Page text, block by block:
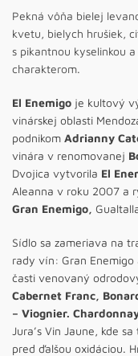
Pekná vôňa bielej
kvetu, bielych hrušiek,
s pikantnou kyselinkou
charakterom.
El Enemigo je kultový
vinárskej oblasti
podnikom Adrianny
vinára v renomovanej
Dvojica vytvorila El
Aleanna v roku 2007 a
Gran Enemigo,
Sídlo sa zameriava na
rady vín: Gran Enemigo
časti venovaný
Cabernet Franc,
– Viognier.
Jura’s Vin Jaune, kde
pred ďalšou oxidáciou.